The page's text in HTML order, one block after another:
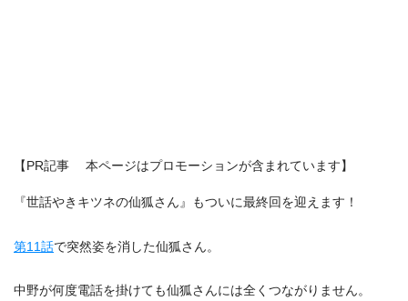
【PR記事 本ページはプロモーションが含まれています】
『世話やきキツネの仙狐さん』もついに最終回を迎えます！
第11話で突然姿を消した仙狐さん。
中野が何度電話を掛けても仙狐さんには全くつながりません。